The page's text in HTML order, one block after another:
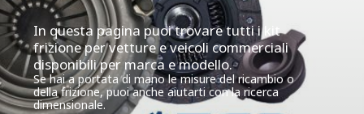
In questa pagina puoi trovare tutti i kit
frizione per vetture e veicoli commerciali
disponibili per marca e modello.
Se hai a portata di mano le misure del ricambio o
della frizione, puoi anche aiutarti con la ricerca
dimensionale.